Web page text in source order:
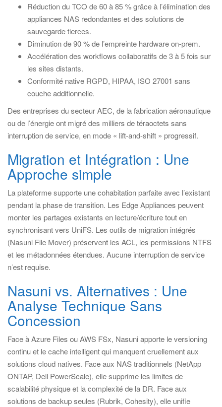
Réduction du TCO de 60 à 85 % grâce à l’élimination des
appliances NAS redondantes et des solutions de
sauvegarde tierces.
Diminution de 90 % de l’empreinte hardware on-prem.
Accélération des workflows collaboratifs de 3 à 5 fois sur
les sites distants.
Conformité native RGPD, HIPAA, ISO 27001 sans
couche additionnelle.
Des entreprises du secteur AEC, de la fabrication aéronautique
ou de l’énergie ont migré des milliers de téraoctets sans
interruption de service, en mode « lift-and-shift » progressif.
Migration et Intégration : Une
Approche simple
La plateforme supporte une cohabitation parfaite avec l’existant
pendant la phase de transition. Les Edge Appliances peuvent
monter les partages existants en lecture/écriture tout en
synchronisant vers UniFS. Les outils de migration intégrés
(Nasuni File Mover) préservent les ACL, les permissions NTFS
et les métadonnées étendues. Aucune interruption de service
n’est requise.
Nasuni vs. Alternatives : Une
Analyse Technique Sans
Concession
Face à Azure Files ou AWS FSx, Nasuni apporte le versioning
continu et le cache intelligent qui manquent cruellement aux
solutions cloud natives. Face aux NAS traditionnels (NetApp
ONTAP, Dell PowerScale), elle supprime les limites de
scalabilité physique et la complexité de la DR. Face aux
solutions de backup seules (Rubrik, Cohesity), elle unifie